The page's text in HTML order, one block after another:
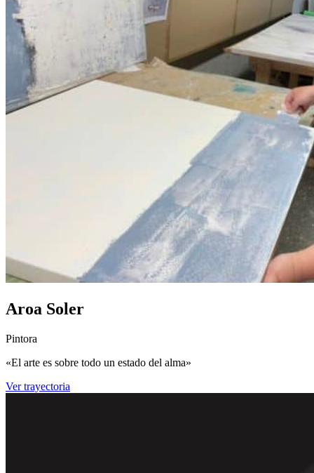
Aroa Soler
Pintora
«El arte es sobre todo un estado del alma»
Ver trayectoria